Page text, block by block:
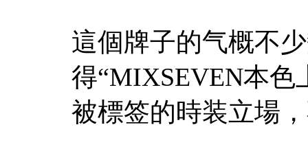
這個牌子的气概不
得“MIXSEVEN本
被標签的時装立場